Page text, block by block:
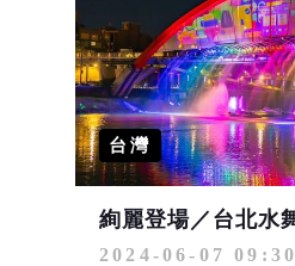
台灣
2024-06-07 09:30